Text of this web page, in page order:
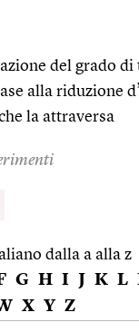
del grado
alla riduzione
la attraversa
dalla a alla z
G H I J K L
X Y Z